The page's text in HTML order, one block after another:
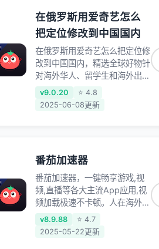
在俄罗斯用爱奇艺怎么
把定位修改到中国国内
在俄罗斯用爱奇艺怎么把定位修
改到中国国内，精选全球好物针
对海外华人、留学生和海外出差
用户打造的一款高质量专属回国
加速器,只要身处海外即可一键
v9.0.20
⭐ 4.8
2025-06-08更新
番茄加速器
番茄加速器，一键畅享游戏,视
频,直播等各大主流App应用,视
频加载极速不卡顿。人在海外听
歌,玩国服游戏 简单易用。
v8.9.88
⭐ 4.7
2025-05-22更新